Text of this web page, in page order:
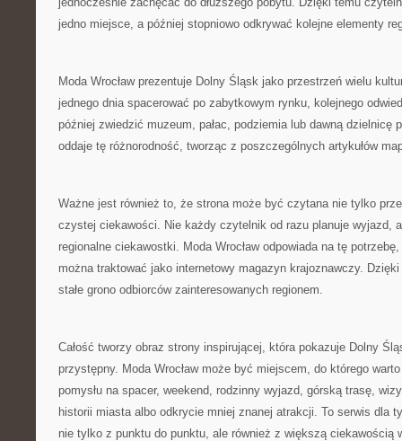
jedno miejsce, a później stopniowo odkrywać kolejne elementy
Moda Wrocław prezentuje Dolny Śląsk jako przestrzeń wielu
jednego dnia spacerować po zabytkowym rynku, kolejnego
później zwiedzić muzeum, pałac, podziemia lub dawną dzielnicę
oddaje tę różnorodność, tworząc z poszczególnych artykułów
Ważne jest również to, że strona może być czytana nie tylko
czystej ciekawości. Nie każdy czytelnik od razu planuje wyjazd,
regionalne ciekawostki. Moda Wrocław odpowiada na tę
można traktować jako internetowy magazyn krajoznawczy.
stałe grono odbiorców zainteresowanych regionem.
Całość tworzy obraz strony inspirującej, która pokazuje Dolny
przystępny. Moda Wrocław może być miejscem, do którego
pomysłu na spacer, weekend, rodzinny wyjazd, górską trasę,
historii miasta albo odkrycie mniej znanej atrakcji. To serwis dla
nie tylko z punktu do punktu, ale również z większą ciekawością